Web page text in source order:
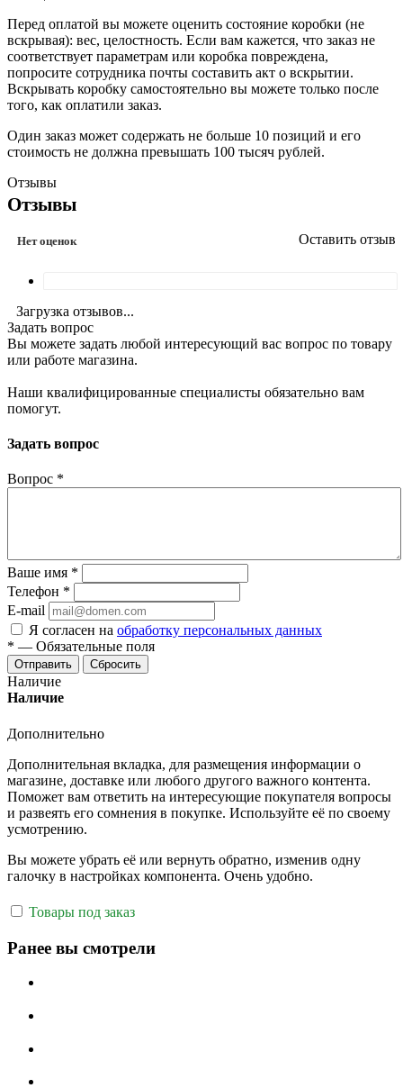
Перед оплатой вы можете оценить состояние коробки (не
вскрывая): вес, целостность. Если вам кажется, что заказ не
соответствует параметрам или коробка повреждена,
попросите сотрудника почты составить акт о вскрытии.
Вскрывать коробку самостоятельно вы можете только после
того, как оплатили заказ.
Один заказ может содержать не больше 10 позиций и его
стоимость не должна превышать 100 тысяч рублей.
Отзывы
Отзывы
Нет оценок Оставить отзыв
Загрузка отзывов...
Задать вопрос
Вы можете задать любой интересующий вас вопрос по товару
или работе магазина.
Наши квалифицированные специалисты обязательно вам
помогут.
Задать вопрос
Вопрос *
Ваше имя *
Телефон *
E-mail
Я согласен на обработку персональных данных
* — Обязательные поля
Отправить Сбросить
Наличие
Наличие
Дополнительно
Дополнительная вкладка, для размещения информации о
магазине, доставке или любого другого важного контента.
Поможет вам ответить на интересующие покупателя вопросы
и развеять его сомнения в покупке. Используйте её по своему
усмотрению.
Вы можете убрать её или вернуть обратно, изменив одну
галочку в настройках компонента. Очень удобно.
Товары под заказ
Ранее вы смотрели